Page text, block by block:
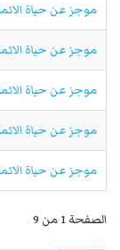
موجز عن حياة
موجز عن حياة
موجز عن حياة
موجز عن حياة
موجز عن حياة
الصفحة 1 من 9